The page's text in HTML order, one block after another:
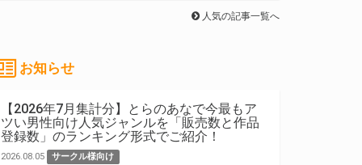
人気の記事一覧へ
お知らせ
【2026年7月集計分】とらのあなで今最もア
ツい男性向け人気ジャンルを「販売数と作品
登録数」のランキング形式でご紹介！
2026.08.05 サークル様向け